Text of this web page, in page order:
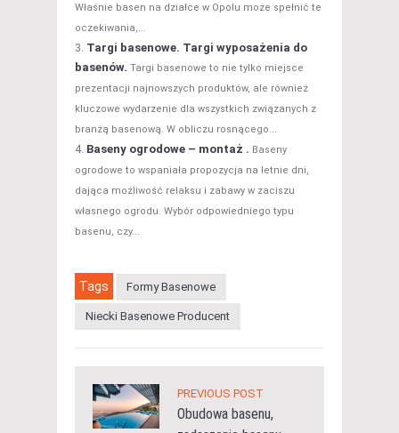
Właśnie basen na działce w Opolu może spełnić te
oczekiwania,...
Targi basenowe. Targi wyposażenia do
basenów. Targi basenowe to nie tylko miejsce
prezentacji najnowszych produktów, ale również
kluczowe wydarzenie dla wszystkich związanych z
branżą basenową. W obliczu rosnącego...
Baseny ogrodowe – montaż . Baseny
ogrodowe to wspaniała propozycja na letnie dni,
dająca możliwość relaksu i zabawy w zaciszu
własnego ogrodu. Wybór odpowiedniego typu
basenu, czy...
Tags Formy Basenowe
Niecki Basenowe Producent
PREVIOUS POST
Obudowa basenu,